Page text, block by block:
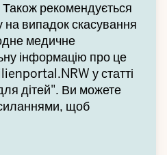
рекомендується
випадок скасування
медичне
інформацію про це
у статті
дітей". Ви можете
щоб